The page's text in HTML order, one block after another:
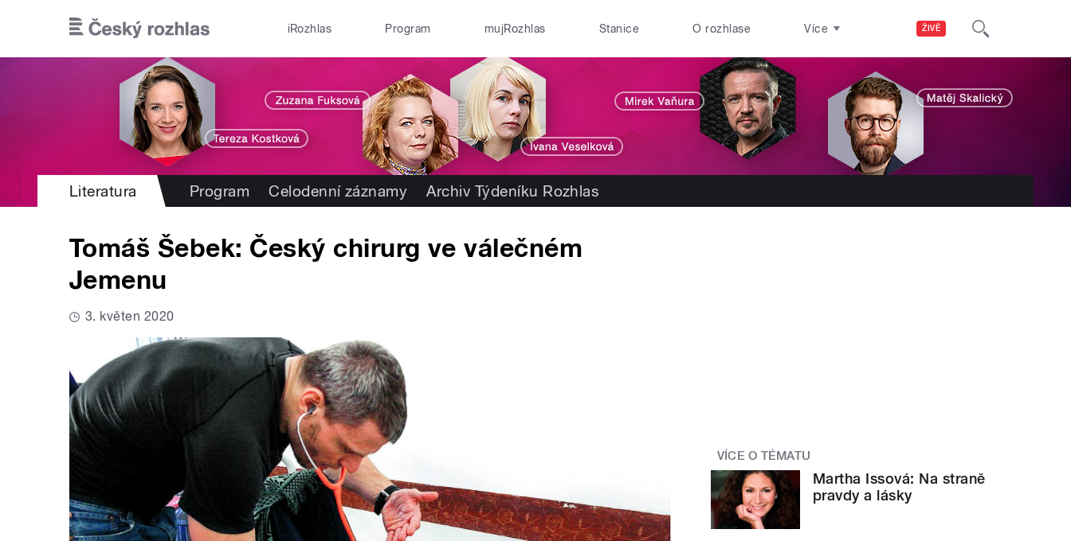
ŽIVĚ
iRozhlas Program mujRozhlas Stanice O rozhlase Více
Literatura Program Celodenní záznamy Archiv Týdeníku Rozhlas
Tomáš Šebek: Český chirurg ve válečném
Jemenu
3. květen 2020
VÍCE O TÉMATU
Martha Issová: Na straně
pravdy a lásky